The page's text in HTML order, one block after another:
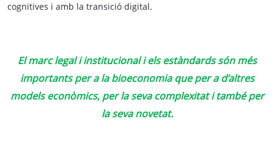
cognitives i amb la transició digital.
El marc legal i institucional i els estàndards són més
importants per a la bioeconomia que per a d’altres
models econòmics, per la seva complexitat i també per
la seva novetat.